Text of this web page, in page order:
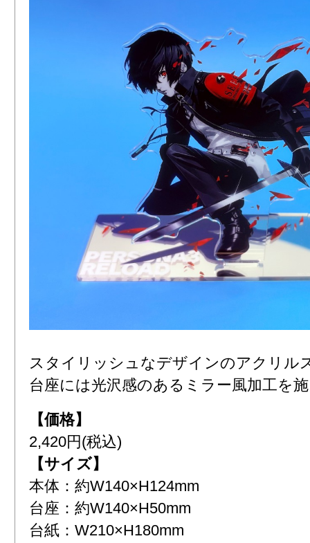
スタイリッシュなデザインのアクリル
台座には光沢感のあるミラー風加工を
【価格】
2,420円(税込)
【サイズ】
本体：約W140×H124mm
台座：約W140×H50mm
台紙：W210×H180mm